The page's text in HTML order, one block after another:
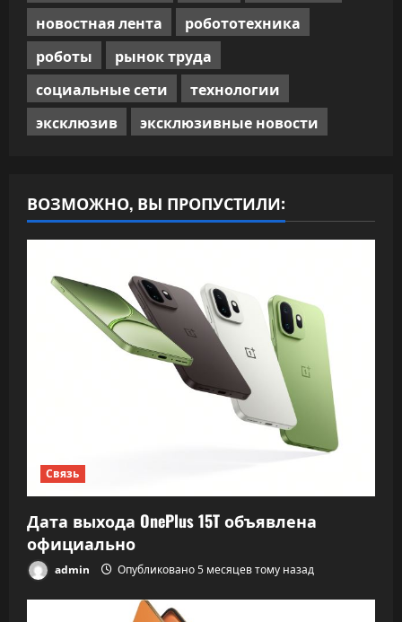
новостная лента
робототехника
роботы
рынок труда
социальные сети
технологии
эксклюзив
эксклюзивные новости
ВОЗМОЖНО, ВЫ ПРОПУСТИЛИ:
Связь
Дата выхода OnePlus 15T объявлена
официально
admin Опубликовано 5 месяцев тому назад